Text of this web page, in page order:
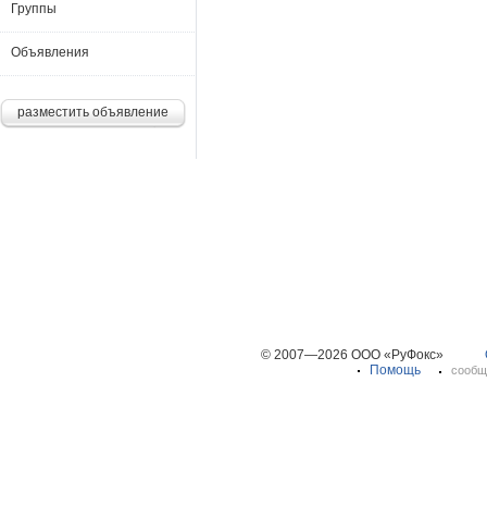
Группы
Объявления
разместить объявление
© 2007—2026 ООО «РуФокс»
Помощь